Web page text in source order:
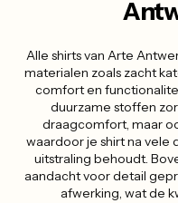
Alle shirts van Arte
materialen zoals zacht
comfort en
duurzame stoffen
draagcomfort, maar
waardoor je shirt na vele
uitstraling behoudt.
aandacht voor detail
afwerking, wat de